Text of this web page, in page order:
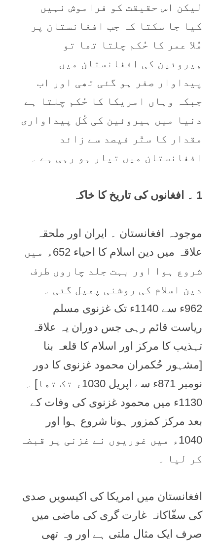
لیکن اس حقیقت کو فراموش نہیں
کیا جا سکتا کہ جب افغانستان پر
مُلا عمر کا حُکم چلتا تھا تو
ہیروئین کی افغانستان میں
پیداوار صفر ہو گئی تھی اور اب
جبکہ وہاں امریکا کا حُکم چلتا ہے
دنیا میں ہیروئین کی کُل پیداواری
مقدار کا ستّر فیصد سے زائد
افغانستان میں تیار ہو رہی ہے ۔
1 ۔ افغانوں کی تاریخ کا خاکہ
موجودہ افغانستان ۔ ایران اور ملحقہ
علاقہ میں دین اسلام کا احیاء 652ء میں
شروع ہوا اور بہت جلد چاروں طرف
دین اسلام کی روشنی پھیل گئی ۔
962ء سے 1140ء تک غزنوی مسلم
ریاست قائم رہی جس دوران یہ علاقہ
تہذیب کا مرکز اور اسلام کا قلعہ بنا
[مشہور حُکمران محمود غزنوی کا دور
نومبر 871ء سے اپریل 1030ء تک تھا] ۔
1130ء میں محمود غزنوی کی وفات کے
بعد مرکز کمزور ہونا شروع ہوا اور
1040ء میں غوریوں نے غزنی پر قبضہ
کر لیا ۔
افغانستان میں امریکا کی اکیسویں صدی
کی سفّاکانہ غارت گری کی ماضی میں
صرف ایک مثال ملتی ہے اور وہ تھی